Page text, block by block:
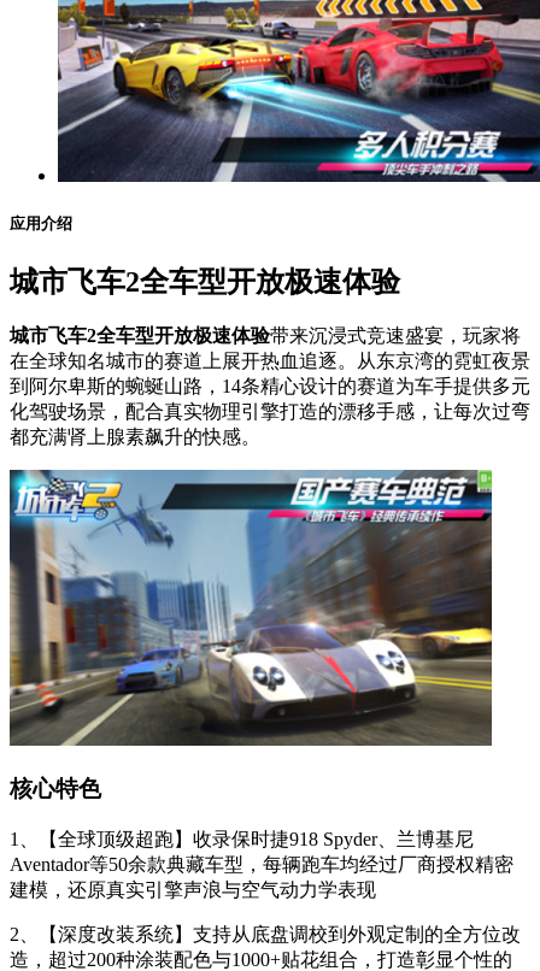
应用介绍
城市飞车2全车型开放极速体验
城市飞车2全车型开放极速体验带来沉浸式竞速盛宴，玩家将
在全球知名城市的赛道上展开热血追逐。从东京湾的霓虹夜景
到阿尔卑斯的蜿蜒山路，14条精心设计的赛道为车手提供多元
化驾驶场景，配合真实物理引擎打造的漂移手感，让每次过弯
都充满肾上腺素飙升的快感。
核心特色
1、【全球顶级超跑】收录保时捷918 Spyder、兰博基尼
Aventador等50余款典藏车型，每辆跑车均经过厂商授权精密
建模，还原真实引擎声浪与空气动力学表现
2、【深度改装系统】支持从底盘调校到外观定制的全方位改
造，超过200种涂装配色与1000+贴花组合，打造彰显个性的